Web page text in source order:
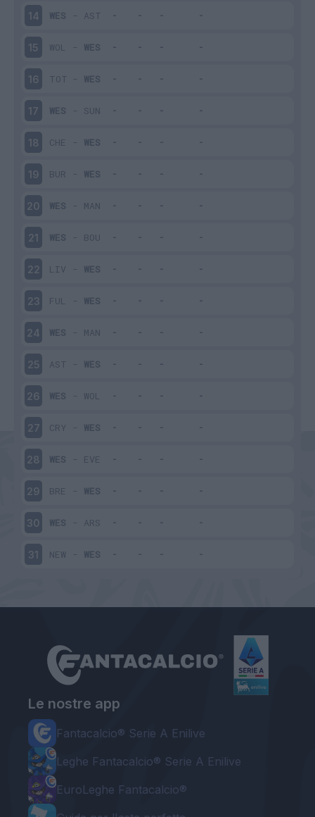
14 WES - AST
15 WOL - WES
16 TOT - WES
17 WES - SUN
18 CHE - WES
19 BUR - WES
20 WES - MAN
21 WES - BOU
22 LIV - WES
23 FUL - WES
24 WES - MAN
25 AST - WES
26 WES - WOL
27 CRY - WES
28 WES - EVE
29 BRE - WES
30 WES - ARS
31 NEW - WES
Le nostre app
Fantacalcio® Serie A Enilive
Leghe Fantacalcio® Serie A Enilive
EuroLeghe Fantacalcio®